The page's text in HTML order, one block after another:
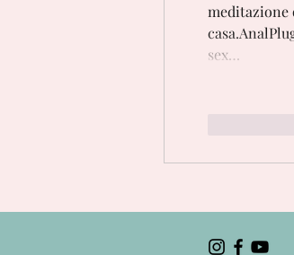
meditazione
casa.
sex…